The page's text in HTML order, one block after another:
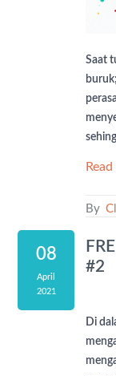
Saat
By
08
April
2021
#2
Di